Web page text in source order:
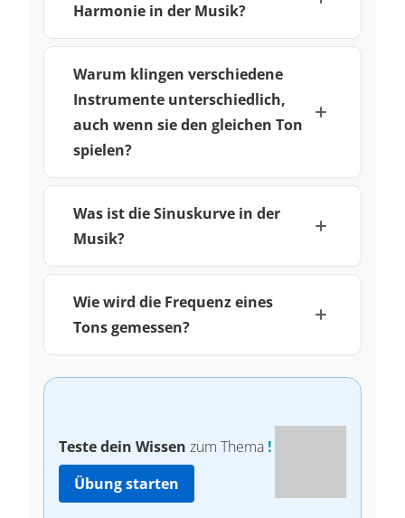
Harmonie in der Musik?
Warum klingen verschiedene
Instrumente unterschiedlich,
auch wenn sie den gleichen Ton
spielen?
Was ist die Sinuskurve in der
Musik?
Wie wird die Frequenz eines
Tons gemessen?
Teste dein Wissen zum Thema !
Übung starten